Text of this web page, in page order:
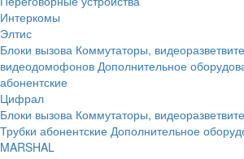
Интеркомы
Элтис
Блоки вызова Коммутаторы,
видеодомофонов Дополнительное
абонентские
Цифрал
Блоки вызова Коммутаторы,
Трубки абонентские Дополнительное
MARSHAL